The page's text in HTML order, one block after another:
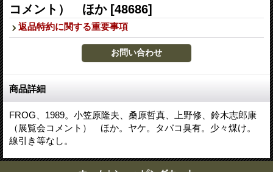
コメント） ほか [48686]
返品特約に関する重要事項
商品詳細
FROG、1989。小笠原隆夫、桑原哲真、上野修、鈴木志郎康
（展覧会コメント） ほか。ヤケ。タバコ臭有。少々煤け。
線引き等なし。